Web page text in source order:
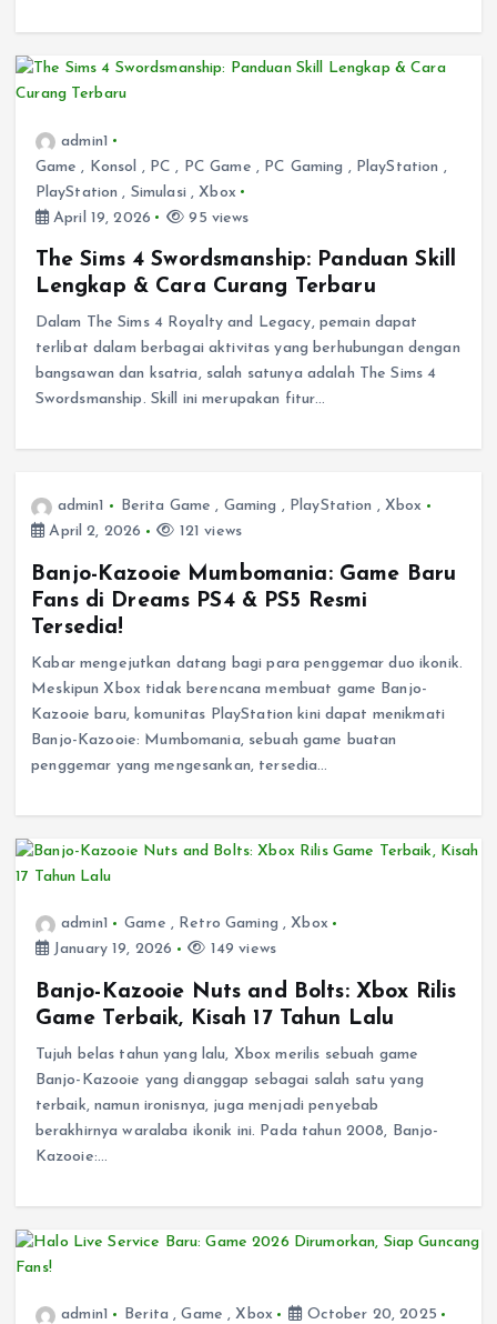
admin1
Game , Konsol , PC , PC Game , PC Gaming , PlayStation ,
PlayStation , Simulasi ,Xbox
April 19, 2026
95 views
The Sims 4 Swordsmanship: Panduan Skill
Lengkap & Cara Curang Terbaru
Dalam The Sims 4 Royalty and Legacy, pemain dapat
terlibat dalam berbagai aktivitas yang berhubungan dengan
bangsawan dan ksatria, salah satunya adalah The Sims 4
Swordsmanship. Skill ini merupakan fitur…
admin1 Berita Game , Gaming , PlayStation , Xbox
April 2, 2026
121 views
Banjo-Kazooie Mumbomania: Game Baru
Fans di Dreams PS4 & PS5 Resmi
Tersedia!
Kabar mengejutkan datang bagi para penggemar duo ikonik.
Meskipun Xbox tidak berencana membuat game Banjo-
Kazooie baru, komunitas PlayStation kini dapat menikmati
Banjo-Kazooie: Mumbomania, sebuah game buatan
penggemar yang mengesankan, tersedia…
admin1 Game , Retro Gaming ,Xbox
January 19, 2026
149 views
Banjo-Kazooie Nuts and Bolts: Xbox Rilis
Game Terbaik, Kisah 17 Tahun Lalu
Tujuh belas tahun yang lalu, Xbox merilis sebuah game
Banjo-Kazooie yang dianggap sebagai salah satu yang
terbaik, namun ironisnya, juga menjadi penyebab
berakhirnya waralaba ikonik ini. Pada tahun 2008, Banjo-
Kazooie:…
admin1 Berita ,Game ,Xbox October 20, 2025